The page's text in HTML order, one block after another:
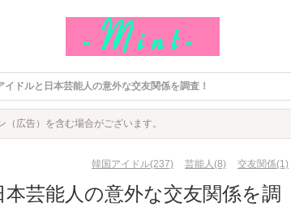
イドルと日本芸能人の意外な交友関係を調査！
広告）を含む場合がございます。
韓国アイドル(237) 芸能人(8) 交友関係(1)
芸能人の意外な交友関係を調